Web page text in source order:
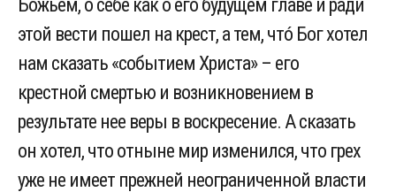
Божьем, о себе как о его будущем главе и ради
этой вести пошел на крест, а тем, чтó Бог хотел
нам сказать «событием Христа» – его
крестной смертью и возникновением в
результате нее веры в воскресение. А сказать
он хотел, что отныне мир изменился, что грех
уже не имеет прежней неограниченной власти